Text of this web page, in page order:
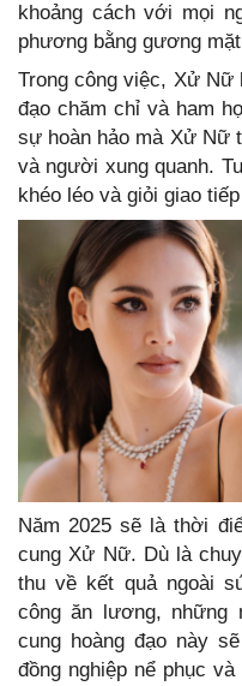
khoảng cách với mọi
phương bằng gương
Trong công việc, Xử Nữ
đạo chăm chỉ và ham
sự hoàn hảo mà Xử Nữ
và người xung quanh.
khéo léo và giỏi giao
Năm 2025 sẽ là thời
cung Xử Nữ. Dù là
thu về kết quả ngoài
công ăn lương, những
cung hoàng đạo này
đồng nghiệp nể phục